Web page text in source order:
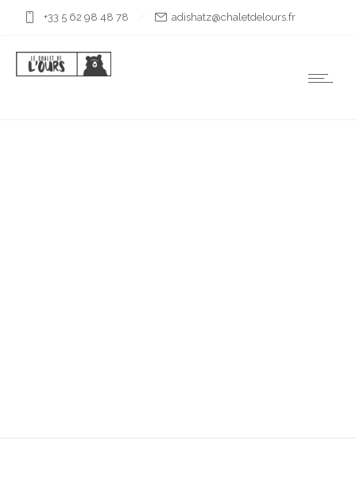
+33 5 62 98 48 78 rf.sruoledtelahc@ztahsida